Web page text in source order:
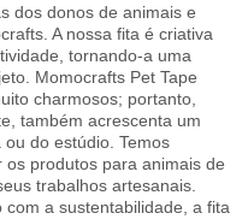
dos donos de animais e
A nossa fita é criativa
tornando-a uma
Momocrafts Pet Tape
charmosos; portanto,
também acrescenta um
do estúdio. Temos
produtos para animais de
trabalhos artesanais.
a sustentabilidade, a fita